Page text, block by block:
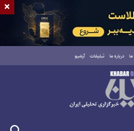
درباره ما تبلیغات آرشیو
×